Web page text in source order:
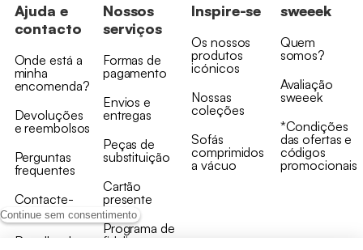
Continue sem consentimento
Ajuda e
contacto
Onde está a
minha
encomenda?
Devoluções
e reembolsos
Perguntas
frequentes
Contacte-
nos
Recolha de
Nossos
serviços
Formas de
pagamento
Envios e
entregas
Peças de
substituição
Cartão
presente
Programa de
fidelizaçao
Inspire-se
Os nossos
produtos
icónicos
Nossas
coleções
Sofás
comprimidos
a vácuo
sweeek
Quem
somos?
Avaliação
sweeek
*Condições
das ofertas e
códigos
promocionais